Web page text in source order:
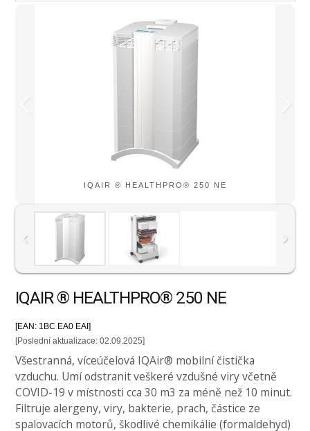
IQAIR ® HEALTHPRO® 250 NE
IQAIR ® HEALTHPRO® 250 NE
[EAN: 1BC EA0 EAI]
[Poslední aktualizace: 02.09.2025]
Všestranná, víceúčelová IQAir® mobilní čistička
vzduchu. Umí odstranit veškeré vzdušné viry včetně
COVID-19 v místnosti cca 30 m3 za méně než 10 minut.
Filtruje alergeny, viry, bakterie, prach, částice ze
spalovacích motorů, škodlivé chemikálie (formaldehyd)